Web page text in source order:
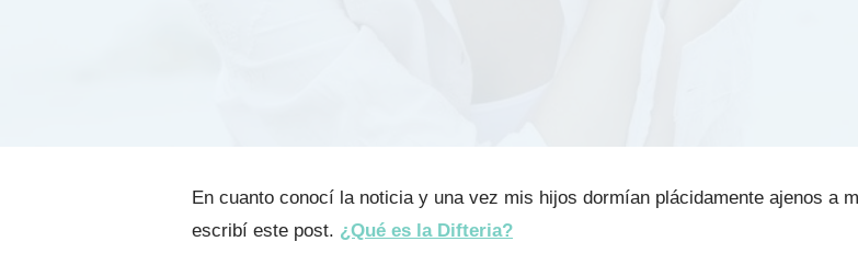
En cuanto conocí la noticia y una vez mis hijos dormían plácidamente ajenos a
escribí este post. ¿Qué es la Difteria?